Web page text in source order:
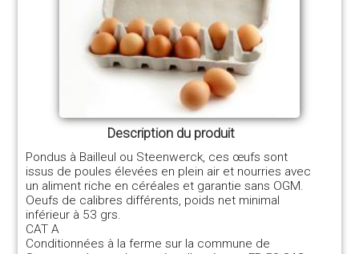
Description du produit
Pondus à Bailleul ou Steenwerck, ces œufs sont
issus de poules élevées en plein air et nourries avec
un aliment riche en céréales et garantie sans OGM.
Oeufs de calibres différents, poids net minimal
inférieur à 53 grs.
CAT A
Conditionnées à la ferme sur la commune de